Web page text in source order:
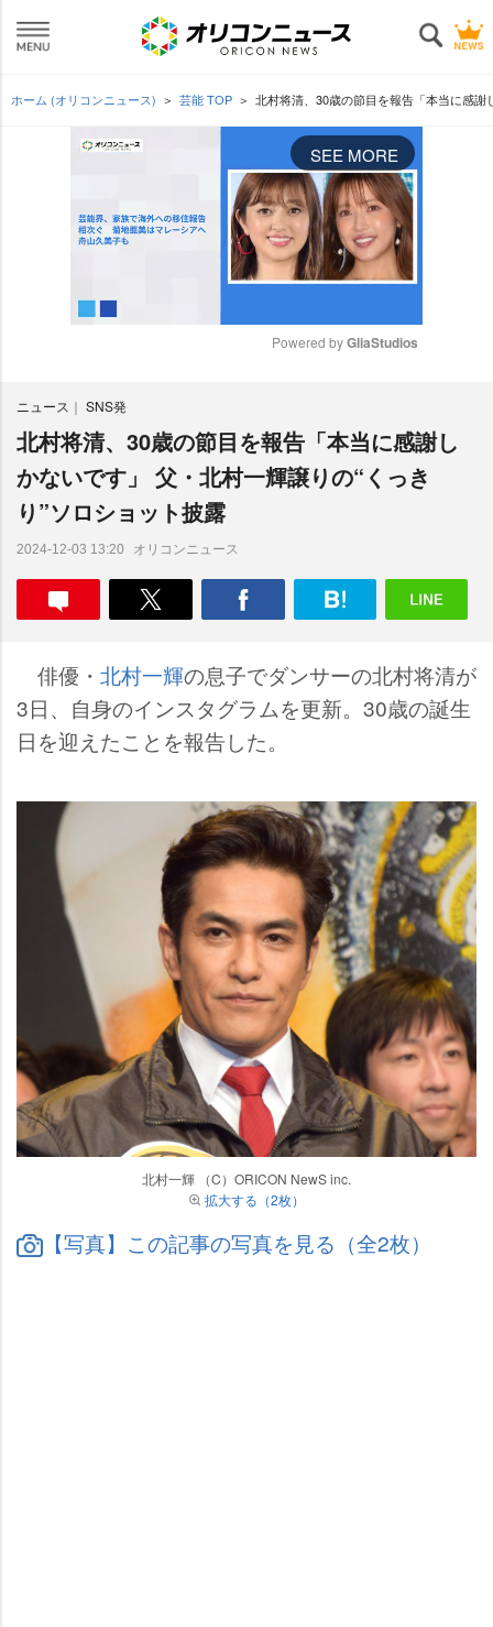
ホーム (オリコンニュース) 芸能 TOP 北村将清、30歳の節目を報告「本当に感謝
SEE MORE
e
Powered by GliaStudios
ニュース SNS発
北村将清、30歳の節目を報告「本当に感謝し
かないです」 父・北村一輝譲りの“くっき
り”ソロショット披露
2024-12-03 13:20 オリコンニュース
俳優・ 北村一輝の息子でダンサーの北村将清が
3日、自身のインスタグラムを更新。30歳の誕生
日を迎えたことを報告した。
北村一輝 （C）ORICON NewS inc.
拡大する（2枚）
【写真】この記事の写真を見る（全2枚）